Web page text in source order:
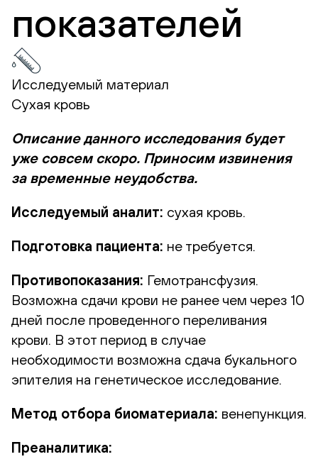
показателей
Исследуемый материал
Сухая кровь
Описание данного исследования будет
уже совсем скоро. Приносим извинения
за временные неудобства.
Исследуемый аналит: сухая кровь.
Подготовка пациента: не требуется.
Противопоказания: Гемотрансфузия.
Возможна сдачи крови не ранее чем через 10
дней после проведенного переливания
крови. В этот период в случае
необходимости возможна сдача букального
эпителия на генетическое исследование.
Метод отбора биоматериала: венепункция.
Преаналитика: